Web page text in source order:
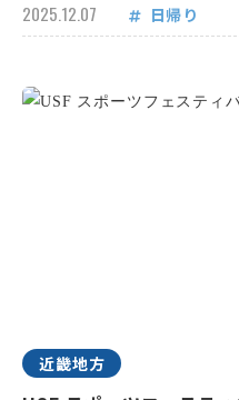
2025.12.07 日帰り
近畿地方